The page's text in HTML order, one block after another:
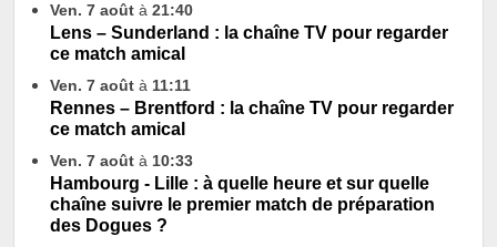
Ven. 7 août à 21:40
Lens – Sunderland : la chaîne TV pour regarder
ce match amical
Ven. 7 août à 11:11
Rennes – Brentford : la chaîne TV pour regarder
ce match amical
Ven. 7 août à 10:33
Hambourg - Lille : à quelle heure et sur quelle
chaîne suivre le premier match de préparation
des Dogues ?